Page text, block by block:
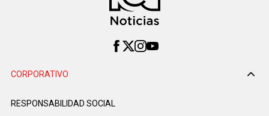
CORPORATIVO
RESPONSABILIDAD SOCIAL